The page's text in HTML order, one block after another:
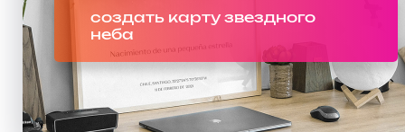
создать карту звездного
неба